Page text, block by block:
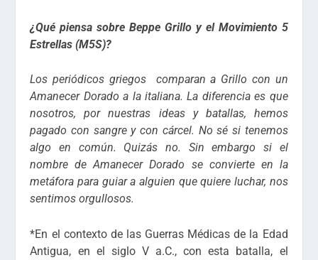
¿Qué piensa sobre Beppe Grillo y el Movimiento 5
Estrellas (M5S)?
Los periódicos griegos comparan a Grillo con un
Amanecer Dorado a la italiana. La diferencia es que
nosotros, por nuestras ideas y batallas, hemos
pagado con sangre y con cárcel. No sé si tenemos
algo en común. Quizás no. Sin embargo si el
nombre de Amanecer Dorado se convierte en la
metáfora para guiar a alguien que quiere luchar, nos
sentimos orgullosos.
*En el contexto de las Guerras Médicas de la Edad
Antigua, en el siglo V a.C., con esta batalla, el